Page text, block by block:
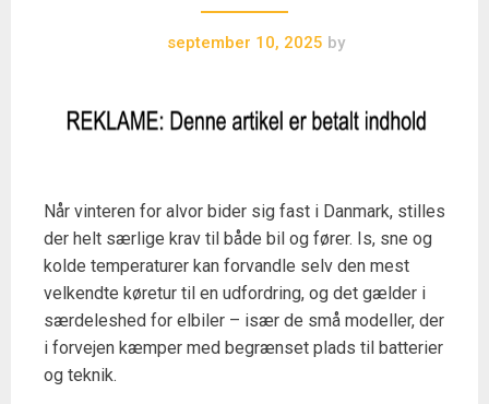
september 10, 2025 by
Når vinteren for alvor bider sig fast i Danmark, stilles
der helt særlige krav til både bil og fører. Is, sne og
kolde temperaturer kan forvandle selv den mest
velkendte køretur til en udfordring, og det gælder i
særdeleshed for elbiler – især de små modeller, der
i forvejen kæmper med begrænset plads til batterier
og teknik.